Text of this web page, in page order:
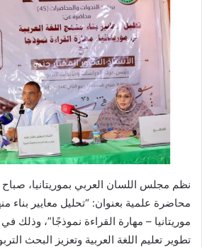
نظم مجلس اللسان العربي بموريتانيا،
محاضرة علمية بعنوان: “تحليل معايير بناء
موريتانيا – مهارة القراءة نموذجًا”، وذلك
تطوير تعليم اللغة العربية وتعزيز البحث